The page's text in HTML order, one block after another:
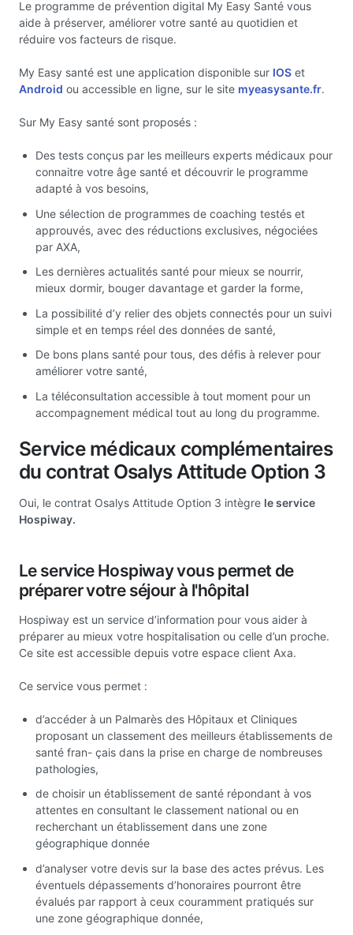
Le programme de prévention digital My Easy Santé vous
aide à préserver, améliorer votre santé au quotidien et
réduire vos facteurs de risque.
My Easy santé est une application disponible sur IOS et
Android ou accessible en ligne, sur le site myeasysante.fr.
Sur My Easy santé sont proposés :
Des tests conçus par les meilleurs experts médicaux pour
connaitre votre âge santé et découvrir le programme
adapté à vos besoins,
Une sélection de programmes de coaching testés et
approuvés, avec des réductions exclusives, négociées
par AXA,
Les dernières actualités santé pour mieux se nourrir,
mieux dormir, bouger davantage et garder la forme,
La possibilité d’y relier des objets connectés pour un suivi
simple et en temps réel des données de santé,
De bons plans santé pour tous, des défis à relever pour
améliorer votre santé,
La téléconsultation accessible à tout moment pour un
accompagnement médical tout au long du programme.
Service médicaux complémentaires
du contrat Osalys Attitude Option 3
Oui, le contrat Osalys Attitude Option 3 intègre le service
Hospiway.
Le service Hospiway vous permet de
préparer votre séjour à l'hôpital
Hospiway est un service d’information pour vous aider à
préparer au mieux votre hospitalisation ou celle d’un proche.
Ce site est accessible depuis votre espace client Axa.
Ce service vous permet :
d’accéder à un Palmarès des Hôpitaux et Cliniques
proposant un classement des meilleurs établissements de
santé fran- çais dans la prise en charge de nombreuses
pathologies,
de choisir un établissement de santé répondant à vos
attentes en consultant le classement national ou en
recherchant un établissement dans une zone
géographique donnée
d’analyser votre devis sur la base des actes prévus. Les
éventuels dépassements d’honoraires pourront être
évalués par rapport à ceux couramment pratiqués sur
une zone géographique donnée,